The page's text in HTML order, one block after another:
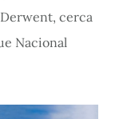
cerca
Nacional